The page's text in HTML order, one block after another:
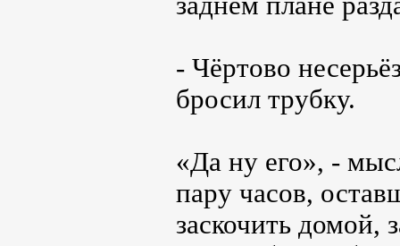
- Чёртово
бросил трубку.
«Да ну его», -
пару часов,
заскочить домой,